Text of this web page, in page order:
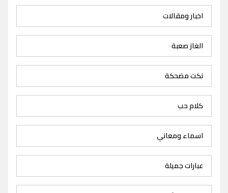
اخبار ومقالات
الغاز صعبة
نكت مضحكة
كلام حب
اسماء ومعاني
عبارات جميلة